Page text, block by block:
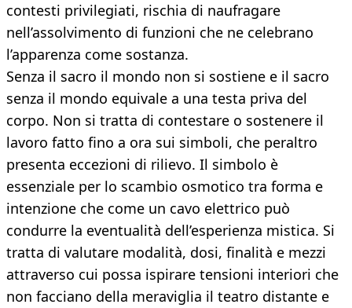
contesti privilegiati, rischia di naufragare
nell’assolvimento di funzioni che ne celebrano
l’apparenza come sostanza.
Senza il sacro il mondo non si sostiene e il sacro
senza il mondo equivale a una testa priva del
corpo. Non si tratta di contestare o sostenere il
lavoro fatto fino a ora sui simboli, che peraltro
presenta eccezioni di rilievo. Il simbolo è
essenziale per lo scambio osmotico tra forma e
intenzione che come un cavo elettrico può
condurre la eventualità dell’esperienza mistica. Si
tratta di valutare modalità, dosi, finalità e mezzi
attraverso cui possa ispirare tensioni interiori che
non facciano della meraviglia il teatro distante e